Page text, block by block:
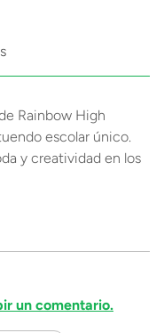
Rainbow High
escolar único.
y creatividad en los
un comentario.